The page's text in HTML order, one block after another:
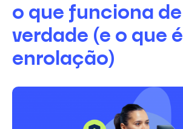
o que funciona de
verdade (e o que é
enrolação)